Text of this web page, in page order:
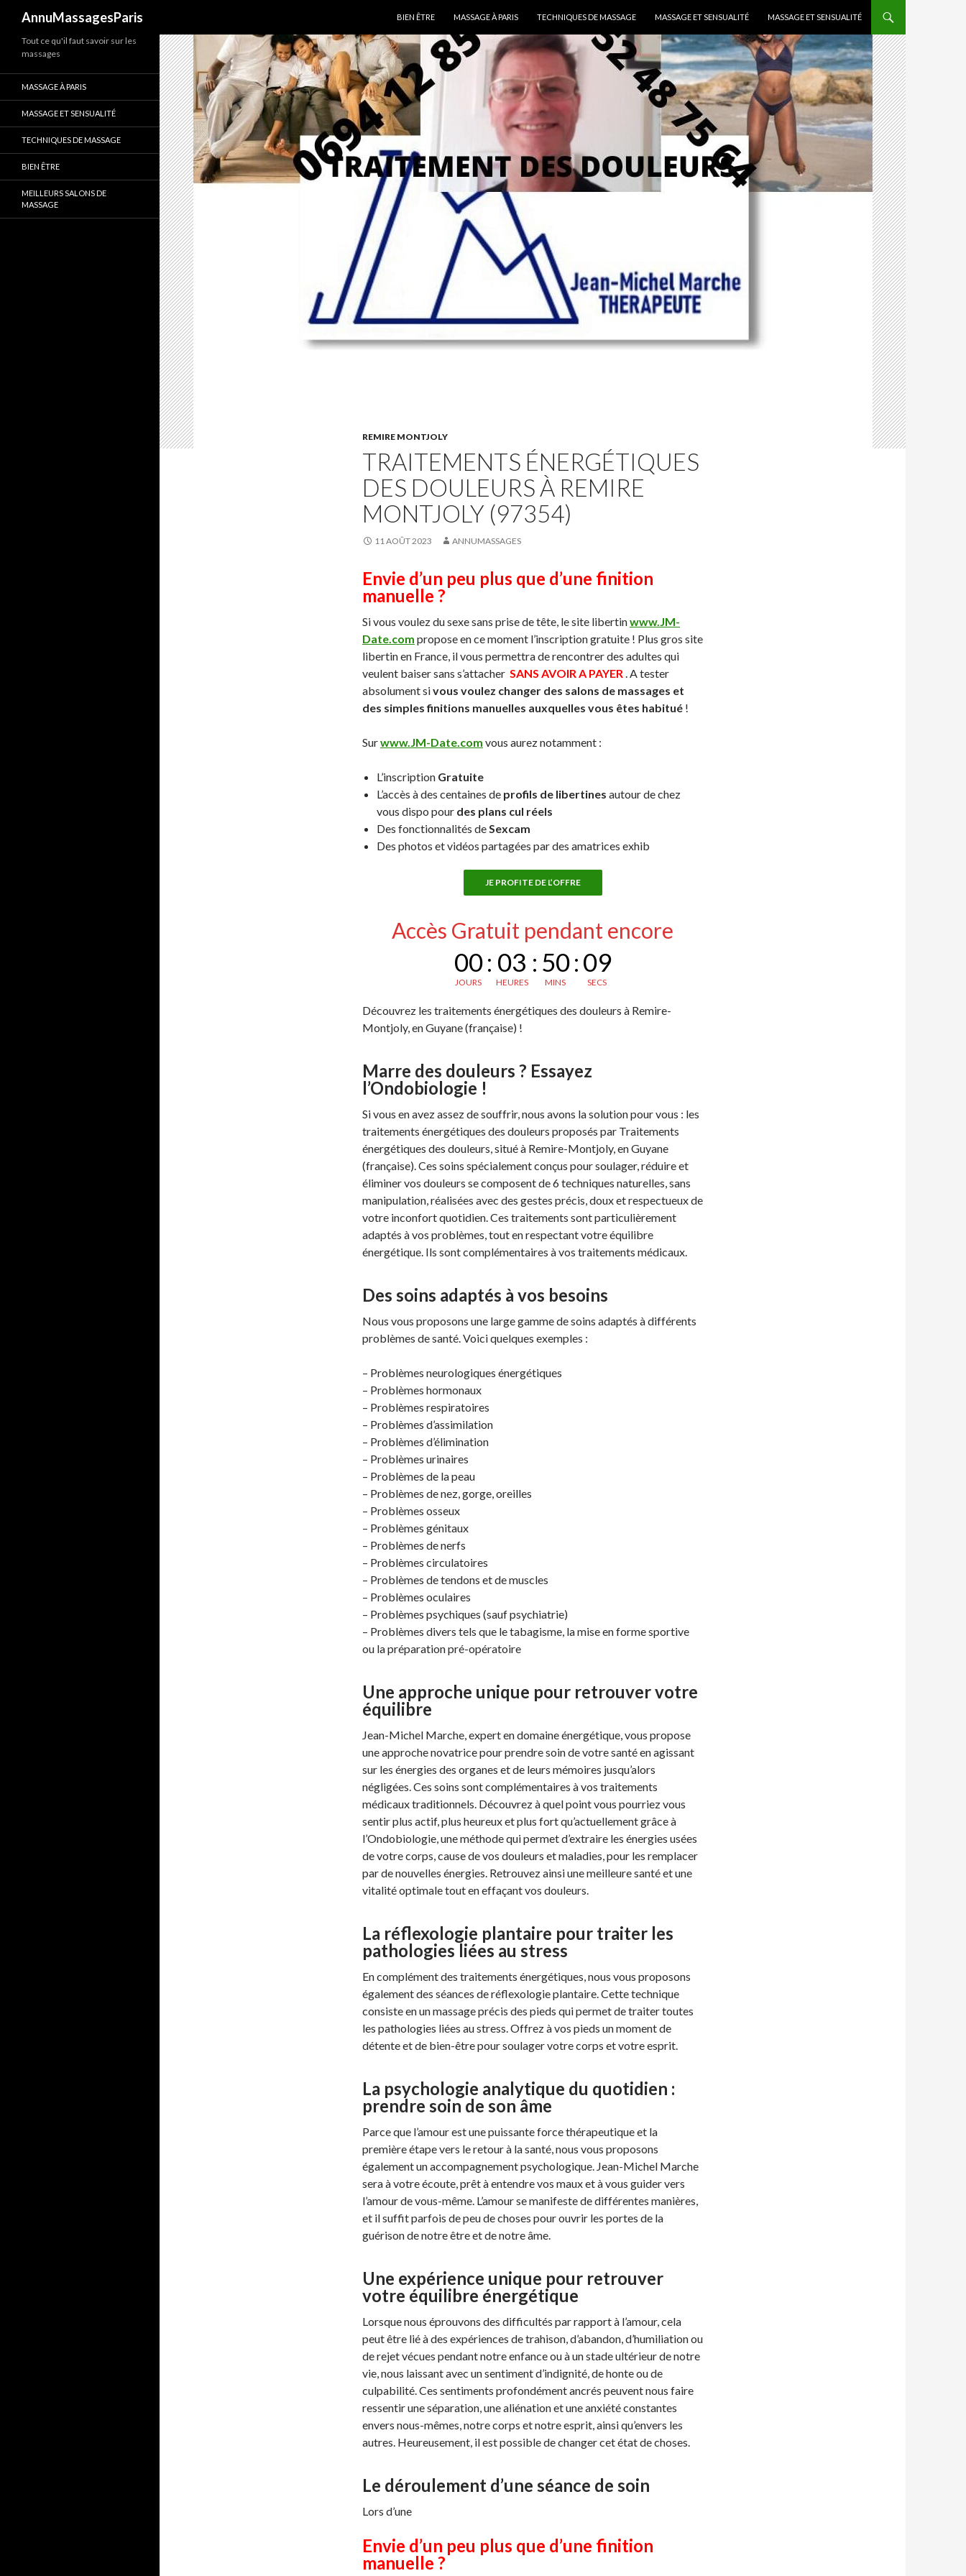
AnnuMassagesParis
BIEN ÊTRE
MASSAGE À PARIS TECHNIQUES DE MASSAGE MASSAGE ET SENSUALITÉ MASSAGE ET SENSUALITÉ
REMIRE MONTJOLY
TRAITEMENTS ÉNERGÉTIQUES
DES DOULEURS À REMIRE
MONTJOLY (97354)
11 AOÛT 2023 ANNUMASSAGES
Envie d’un peu plus que d’une finition
manuelle ?
Si vous voulez du sexe sans prise de tête, le site libertinwww.JM-
Date.com propose en ce moment l’inscription gratuite ! Plus gros site
libertin en France, il vous permettra de rencontrer des adultes qui
veulent baiser sans s’attacher SANS AVOIR A PAYER. A tester
absolument sivous voulez changer des salons de massages et
des simples finitions manuelles auxquelles vous êtes habitué !
Surwww.JM-Date.com vous aurez notamment :
L’inscription Gratuite
L’accès à des centaines de profils de libertines autour de chez
vous dispo pour des plans cul réels
Des fonctionnalités deSexcam
Des photos et vidéos partagées par des amatrices exhib
JE PROFITE DE L’OFFRE
Accès Gratuit pendant encore
00
JOURS
: 03
HEURES
: 50
MINS
:08
SECS
Découvrez les traitements énergétiques des douleurs à Remire-
Montjoly, en Guyane (française) !
Marre des douleurs ? Essayez
l’Ondobiologie !
Si vous en avez assez de souffrir, nous avons la solution pour vous : les
traitements énergétiques des douleurs proposés par Traitements
énergétiques des douleurs, situé à Remire-Montjoly, en Guyane
(française). Ces soins spécialement conçus pour soulager, réduire et
éliminer vos douleurs se composent de 6 techniques naturelles, sans
manipulation, réalisées avec des gestes précis, doux et respectueux de
votre inconfort quotidien. Ces traitements sont particulièrement
adaptés à vos problèmes, tout en respectant votre équilibre
énergétique. Ils sont complémentaires à vos traitements médicaux.
Des soins adaptés à vos besoins
Nous vous proposons une large gamme de soins adaptés à différents
problèmes de santé. Voici quelques exemples :
– Problèmes neurologiques énergétiques
– Problèmes hormonaux
– Problèmes respiratoires
– Problèmes d’assimilation
– Problèmes d’élimination
– Problèmes urinaires
– Problèmes de la peau
– Problèmes de nez, gorge, oreilles
– Problèmes osseux
– Problèmes génitaux
– Problèmes de nerfs
– Problèmes circulatoires
– Problèmes de tendons et de muscles
– Problèmes oculaires
– Problèmes psychiques (sauf psychiatrie)
– Problèmes divers tels que le tabagisme, la mise en forme sportive
ou la préparation pré-opératoire
Une approche unique pour retrouver votre
équilibre
Jean-Michel Marche, expert en domaine énergétique, vous propose
une approche novatrice pour prendre soin de votre santé en agissant
sur les énergies des organes et de leurs mémoires jusqu’alors
négligées. Ces soins sont complémentaires à vos traitements
médicaux traditionnels. Découvrez à quel point vous pourriez vous
sentir plus actif, plus heureux et plus fort qu’actuellement grâce à
l’Ondobiologie, une méthode qui permet d’extraire les énergies usées
de votre corps, cause de vos douleurs et maladies, pour les remplacer
par de nouvelles énergies. Retrouvez ainsi une meilleure santé et une
vitalité optimale tout en effaçant vos douleurs.
La réflexologie plantaire pour traiter les
pathologies liées au stress
En complément des traitements énergétiques, nous vous proposons
également des séances de réflexologie plantaire. Cette technique
consiste en un massage précis des pieds qui permet de traiter toutes
les pathologies liées au stress. Offrez à vos pieds un moment de
détente et de bien-être pour soulager votre corps et votre esprit.
La psychologie analytique du quotidien :
prendre soin de son âme
Parce que l’amour est une puissante force thérapeutique et la
première étape vers le retour à la santé, nous vous proposons
également un accompagnement psychologique. Jean-Michel Marche
sera à votre écoute, prêt à entendre vos maux et à vous guider vers
l’amour de vous-même. L’amour se manifeste de différentes manières,
et il suffit parfois de peu de choses pour ouvrir les portes de la
guérison de notre être et de notre âme.
Une expérience unique pour retrouver
votre équilibre énergétique
Lorsque nous éprouvons des difficultés par rapport à l’amour, cela
peut être lié à des expériences de trahison, d’abandon, d’humiliation ou
de rejet vécues pendant notre enfance ou à un stade ultérieur de notre
vie, nous laissant avec un sentiment d’indignité, de honte ou de
culpabilité. Ces sentiments profondément ancrés peuvent nous faire
ressentir une séparation, une aliénation et une anxiété constantes
envers nous-mêmes, notre corps et notre esprit, ainsi qu’envers les
autres. Heureusement, il est possible de changer cet état de choses.
Le déroulement d’une séance de soin
Lors d’une
Envie d’un peu plus que d’une finition
manuelle ?
Tout ce qu'il faut savoir sur les
massages
MASSAGE À PARIS
MASSAGE ET SENSUALITÉ
TECHNIQUES DE MASSAGE
BIEN ÊTRE
MEILLEURS SALONS DE
MASSAGE